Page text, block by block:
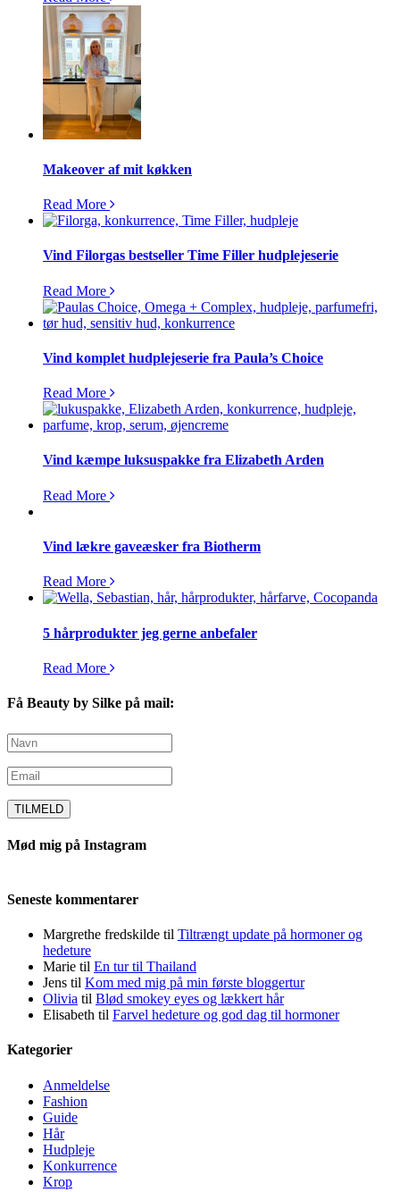
Makeover af mit køkken
Read More
Vind Filorgas bestseller Time Filler hudplejeserie
Read More
Vind komplet hudplejeserie fra Paula’s Choice
Read More
Vind kæmpe luksuspakke fra Elizabeth Arden
Read More
Vind lækre gaveæsker fra Biotherm
Read More
5 hårprodukter jeg gerne anbefaler
Read More
Få Beauty by Silke på mail:
Mød mig på Instagram
Seneste kommentarer
Margrethe fredskilde til Tiltrængt update på hormoner og
hedeture
Marie til En tur til Thailand
Jens til Kom med mig på min første bloggertur
Olivia til Blød smokey eyes og lækkert hår
Elisabeth til Farvel hedeture og god dag til hormoner
Kategorier
Anmeldelse
Fashion
Guide
Hår
Hudpleje
Konkurrence
Krop